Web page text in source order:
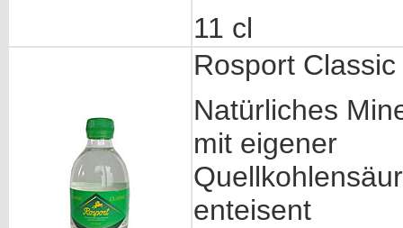
11 cl
Rosport Classic
Natürliches
mit eigener
enteisent